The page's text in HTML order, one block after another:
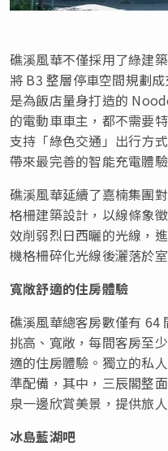
礁溪風華不僅採用了綠建
將 B3 整層停車空間規劃
是為飯店量身打造的
的電動車車主，都不需要
支持「綠色交通」出行方
帶來最完善的智能充電體驗
礁溪風華延續了嘉楠集團
格柵建築設計，以線條象
效削弱烈日西曬的光線，
機格柵碎化光線後灑落於
寬敞舒適的住房體驗
礁溪風華總客房數僅有 64
挑高、寬敞，每間客房至
適的住房體驗。獨立的私
準配備，其中，三辰閣整
泉一邊欣賞美景，提供旅
冰島藍湖吧